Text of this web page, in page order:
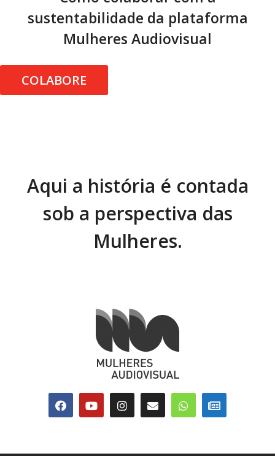
sustentabilidade da plataforma
Mulheres Audiovisual
COLABORE
Aqui a história é contada
sob a perspectiva das
Mulheres.